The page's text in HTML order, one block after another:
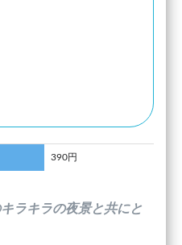
390円
ラキラの夜景と共にと